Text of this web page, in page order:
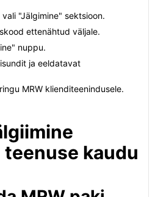
"Jälgimine" sektsioon.
ettenähtud väljale.
nuppu.
ja eeldatavat
MRW klienditeenindusele.
kaudu